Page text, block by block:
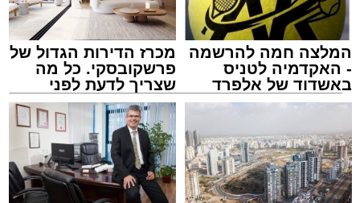
המלצה חמה להרשמה
- האקדמיה לטניס
באשדוד של אלפרד
קריאולנסקי - לילדים
מכרז הדירות הגדול של
פרשקובסקי. כל מה
שצריך לדעת לפני
שמגישים הצעה לדירה
באשדוד